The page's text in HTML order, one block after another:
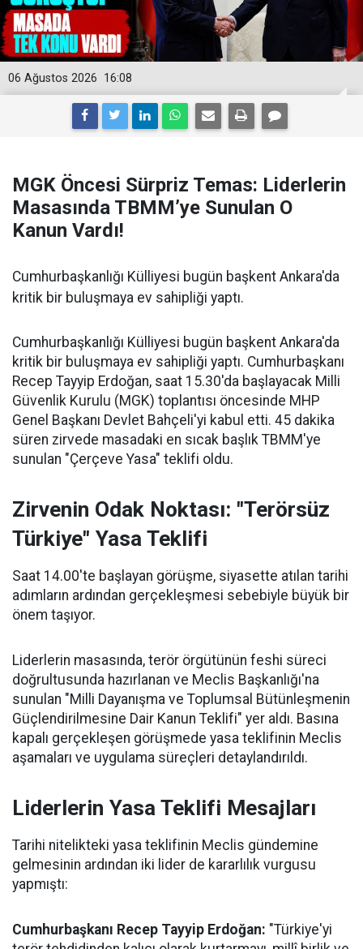
16:08
06 Ağustos 2026
MGK Öncesi Sürpriz Temas: Liderlerin
Masasında TBMM’ye Sunulan O
Kanun Vardı!
Cumhurbaşkanlığı Külliyesi bugün başkent Ankara'da
kritik bir buluşmaya ev sahipliği yaptı.
Cumhurbaşkanlığı Külliyesi bugün başkent Ankara'da
kritik bir buluşmaya ev sahipliği yaptı. Cumhurbaşkanı
Recep Tayyip Erdoğan, saat 15.30'da başlayacak Milli
Güvenlik Kurulu (MGK) toplantısı öncesinde MHP
Genel Başkanı Devlet Bahçeli'yi kabul etti. 45 dakika
süren zirvede masadaki en sıcak başlık TBMM'ye
sunulan "Çerçeve Yasa" teklifi oldu.
Zirvenin Odak Noktası: "Terörsüz
Türkiye" Yasa Teklifi
Saat 14.00'te başlayan görüşme, siyasette atılan tarihi
adımların ardından gerçekleşmesi sebebiyle büyük bir
önem taşıyor.
Liderlerin masasında, terör örgütünün feshi süreci
doğrultusunda hazırlanan ve Meclis Başkanlığı'na
sunulan "Milli Dayanışma ve Toplumsal Bütünleşmenin
Güçlendirilmesine Dair Kanun Teklifi" yer aldı. Basına
kapalı gerçekleşen görüşmede yasa teklifinin Meclis
aşamaları ve uygulama süreçleri detaylandırıldı.
Liderlerin Yasa Teklifi Mesajları
Tarihi nitelikteki yasa teklifinin Meclis gündemine
gelmesinin ardından iki lider de kararlılık vurgusu
yapmıştı:
Cumhurbaşkanı Recep Tayyip Erdoğan: "Türkiye'yi